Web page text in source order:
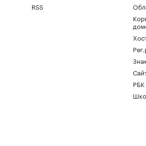
RSS